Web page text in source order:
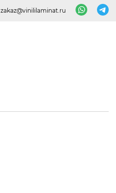
zakaz@vinililaminat.ru